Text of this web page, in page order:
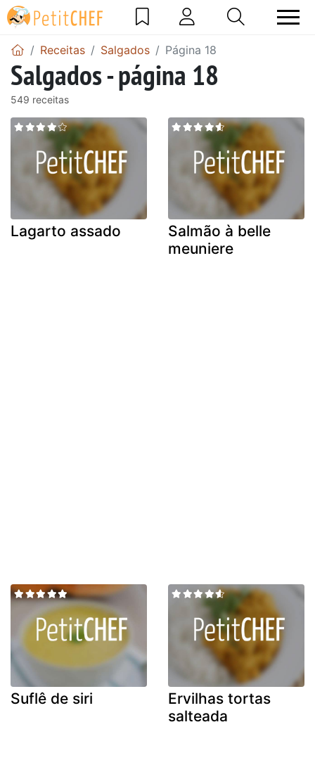
Receitas Salgados Página 18
Salgados - página 18
549 receitas
Lagarto assado
Salmão à belle
meuniere
Suflê de siri
Ervilhas tortas
salteada